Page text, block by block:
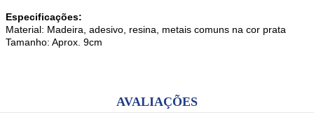
Especificações:
Material: Madeira, adesivo, resina, metais comuns na cor prata
Tamanho: Aprox. 9cm
AVALIAÇÕES